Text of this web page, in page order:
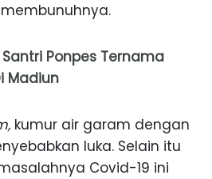
Santri Ponpes Ternama
Madiun
kumur air garam dengan
luka. Selain itu
Covid-19 ini